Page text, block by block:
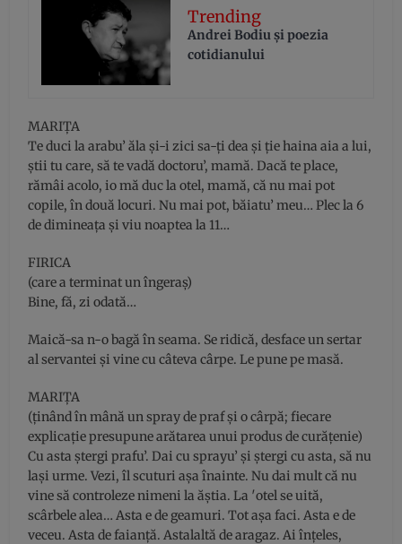
Trending
Andrei Bodiu şi poezia
cotidianului
MARIŢA
Te duci la arabu’ ăla şi-i zici sa-ţi dea şi ţie haina aia a lui,
ştii tu care, să te vadă doctoru’, mamă. Dacă te place,
rămâi acolo, io mă duc la otel, mamă, că nu mai pot
copile, în două locuri. Nu mai pot, băiatu’ meu… Plec la 6
de dimineaţa şi viu noaptea la 11…
FIRICA
(care a terminat un îngeraş)
Bine, fă, zi odată…
Maică-sa n-o bagă în seama. Se ridică, desface un sertar
al servantei şi vine cu câteva cârpe. Le pune pe masă.
MARIŢA
(ţinând în mână un spray de praf şi o cârpă; fiecare
explicaţie presupune arătarea unui produs de curăţenie)
Cu asta ştergi prafu’. Dai cu sprayu’ şi ştergi cu asta, să nu
laşi urme. Vezi, îl scuturi aşa înainte. Nu dai mult că nu
vine să controleze nimeni la ăştia. La ′otel se uită,
scârbele alea… Asta e de geamuri. Tot aşa faci. Asta e de
veceu. Asta de faianţă. Astalaltă de aragaz. Ai înţeles,